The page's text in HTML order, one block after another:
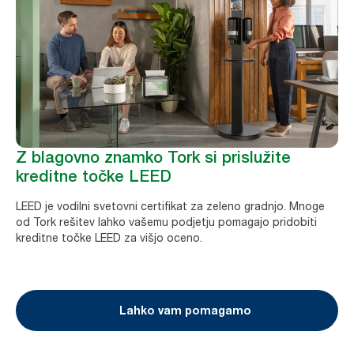
Z blagovno znamko Tork si prislužite
kreditne točke LEED
LEED je vodilni svetovni certifikat za zeleno gradnjo. Mnoge
od Tork rešitev lahko vašemu podjetju pomagajo pridobiti
kreditne točke LEED za višjo oceno.
Lahko vam pomagamo